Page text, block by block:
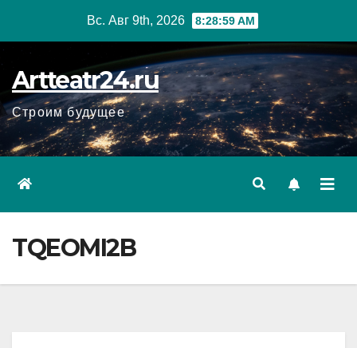
Вс. Авг 9th, 2026 8:29:00 AM
Artteatr24.ru
Строим будущее
TQEOMI2B